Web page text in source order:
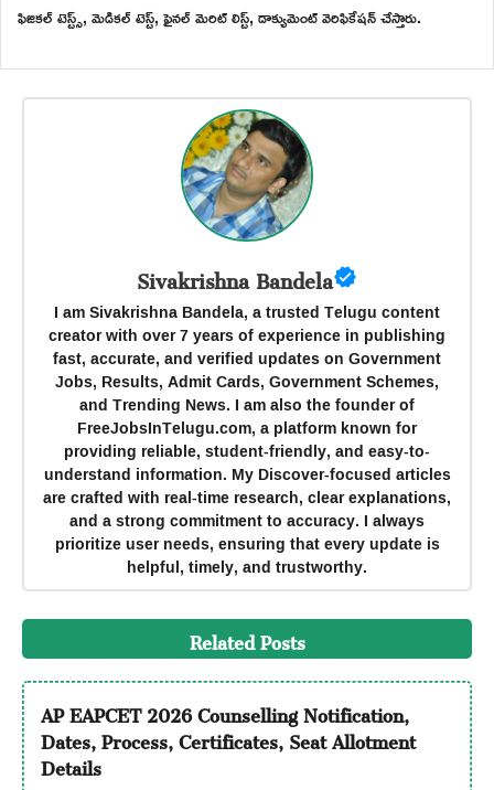
ఫిజికల్ టెస్ట్స్, మెడికల్ టెస్ట్, ఫైనల్ మెరిట్ లిస్ట్, డాక్యుమెంట్ వెరిఫికేషన్ చేస్తారు.
Sivakrishna Bandela
I am Sivakrishna Bandela, a trusted Telugu content
creator with over 7 years of experience in publishing
fast, accurate, and verified updates on Government
Jobs, Results, Admit Cards, Government Schemes,
and Trending News. I am also the founder of
FreeJobsInTelugu.com, a platform known for
providing reliable, student-friendly, and easy-to-
understand information. My Discover-focused articles
are crafted with real-time research, clear explanations,
and a strong commitment to accuracy. I always
prioritize user needs, ensuring that every update is
helpful, timely, and trustworthy.
Related Posts
AP EAPCET 2026 Counselling Notification,
Dates, Process, Certificates, Seat Allotment
Details